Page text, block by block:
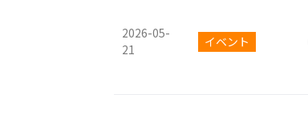
2026-05-
21
イベント